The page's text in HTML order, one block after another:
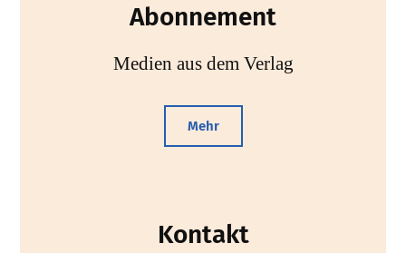
Abonnement
Medien aus dem Verlag
Mehr
Kontakt